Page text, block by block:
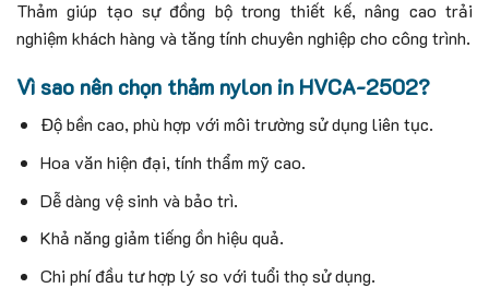
Thảm giúp tạo sự đồng bộ trong thiết kế, nâng cao trải
nghiệm khách hàng và tăng tính chuyên nghiệp cho công trình.
Vì sao nên chọn thảm nylon in HVCA-2502?
Độ bền cao, phù hợp với môi trường sử dụng liên tục.
Hoa văn hiện đại, tính thẩm mỹ cao.
Dễ dàng vệ sinh và bảo trì.
Khả năng giảm tiếng ồn hiệu quả.
Chi phí đầu tư hợp lý so với tuổi thọ sử dụng.